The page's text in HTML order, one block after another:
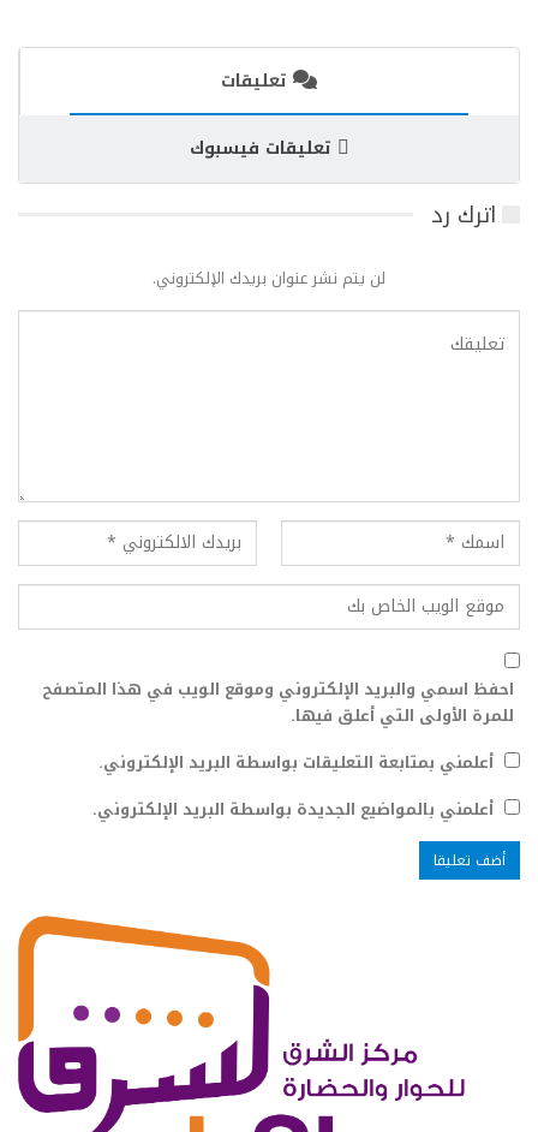
تعليقات
تعليقات فيسبوك
اترك رد
لن يتم نشر عنوان بريدك الإلكتروني.
احفظ اسمي والبريد الإلكتروني وموقع الويب في هذا المتصفح
للمرة الأولى التي أعلق فيها.
أعلمني بمتابعة التعليقات بواسطة البريد الإلكتروني.
أعلمني بالمواضيع الجديدة بواسطة البريد الإلكتروني.